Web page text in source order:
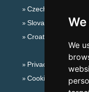
We
Czech mountains
Slovakian
Croatian Adriatic
Privacy policy
Cookies